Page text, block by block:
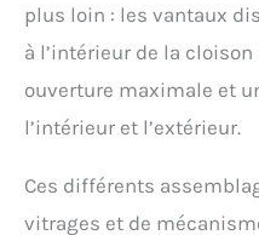
plus loin : les vantaux
à l’intérieur de la
ouverture maximale et
l’intérieur et l’extérieur.
Ces différents
vitrages et de